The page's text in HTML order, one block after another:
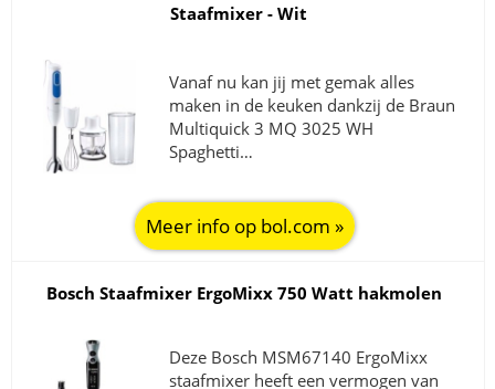
Staafmixer - Wit
Vanaf nu kan jij met gemak alles
maken in de keuken dankzij de Braun
Multiquick 3 MQ 3025 WH
Spaghetti…
Meer info op bol.com »
Bosch Staafmixer ErgoMixx 750 Watt hakmolen
Deze Bosch MSM67140 ErgoMixx
staafmixer heeft een vermogen van